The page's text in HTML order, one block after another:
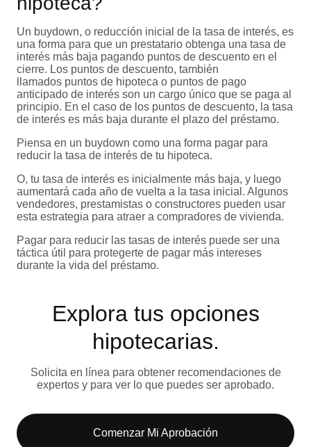
Un buydown, o reducción inicial de la tasa de interés, es
una forma para que un prestatario obtenga una tasa de
interés más baja pagando puntos de descuento en el
cierre. Los puntos de descuento, también
llamados puntos de hipoteca o puntos de pago
anticipado de interés son un cargo único que se paga al
principio. En el caso de los puntos de descuento, la tasa
de interés es más baja durante el plazo del préstamo.
Piensa en un buydown como una forma pagar para
reducir la tasa de interés de tu hipoteca.
O, tu tasa de interés es inicialmente más baja, y luego
aumentará cada año de vuelta a la tasa inicial. Algunos
vendedores, prestamistas o constructores pueden usar
esta estrategia para atraer a compradores de vivienda.
Pagar para reducir las tasas de interés puede ser una
táctica útil para protegerte de pagar más intereses
durante la vida del préstamo.
Explora tus opciones
hipotecarias.
Solicita en línea para obtener recomendaciones de
expertos y para ver lo que puedes ser aprobado.
Comenzar Mi Aprobación